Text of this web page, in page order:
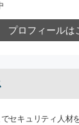
プロフィールは
でセキュリティ人材